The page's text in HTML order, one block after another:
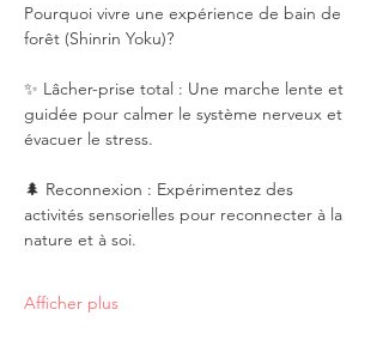
Pourquoi vivre une expérience de bain de
forêt (Shinrin Yoku)?
✨ Lâcher-prise total : Une marche lente et
guidée pour calmer le système nerveux et
évacuer le stress.
🌲 Reconnexion : Expérimentez des
activités sensorielles pour reconnecter à la
nature et à soi.
Afficher plus